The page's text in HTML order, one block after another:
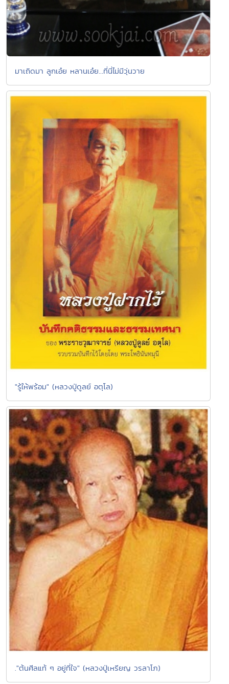
มาเถิดมา ลูกเอ๋ย หลานเอ๋ย...ที่นี่ไม่มีวุ่นวาย
"รู้ให้พร้อม" (หลวงปู่ดูลย์ อตุโล)
."ต้นศีลแท้ ๆ อยู่ที่ใจ" (หลวงปู่เหรียญ วรลาโภ)